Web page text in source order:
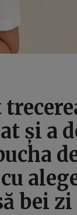
și a
bei zi